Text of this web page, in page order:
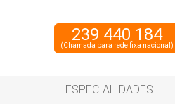
239 440 184
(Chamada para rede fixa nacional)
ESPECIALIDADES